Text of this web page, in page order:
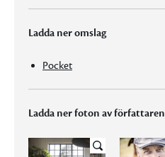
Ladda ner omslag
Pocket
Ladda ner foton av författaren